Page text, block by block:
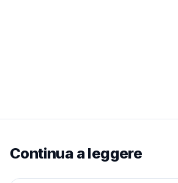
Continua a leggere